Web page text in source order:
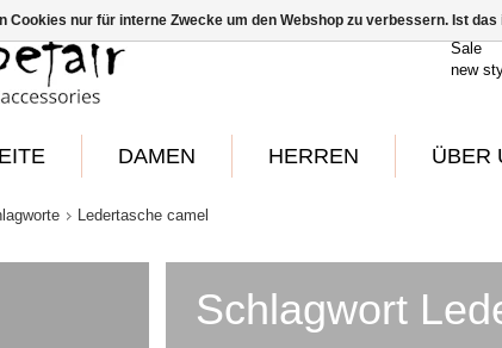
Sale
new
DAMEN HERREN ÜBER
Ledertasche camel
Schlagwort
Cookies nur für interne Zwecke um den Webshop zu verbessern. Ist das